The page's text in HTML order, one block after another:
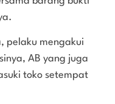
pelaku mengakui
AB yang juga
toko setempat